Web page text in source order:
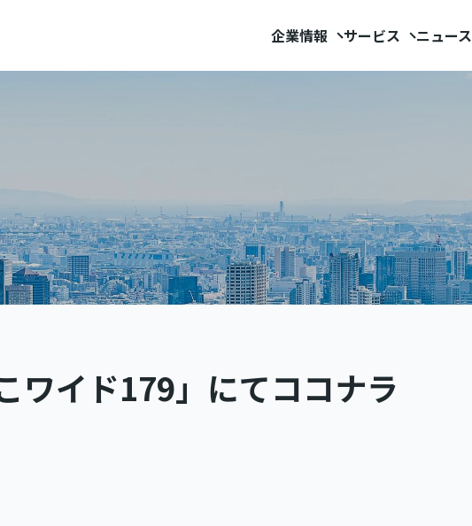
企業情報 サービス ニュース
ワイド179」にてココナラ